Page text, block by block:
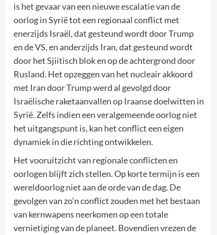
is het gevaar van een nieuwe escalatie van de
oorlog in Syrië tot een regionaal conflict met
enerzijds Israël, dat gesteund wordt door Trump
en de VS, en anderzijds Iran, dat gesteund wordt
door het Sjiitisch blok en op de achtergrond door
Rusland. Het opzeggen van het nucleair akkoord
met Iran door Trump werd al gevolgd door
Israëlische raketaanvallen op Iraanse doelwitten in
Syrië. Zelfs indien een veralgemeende oorlog niet
het uitgangspunt is, kan het conflict een eigen
dynamiek in die richting ontwikkelen.
Het vooruitzicht van regionale conflicten en
oorlogen blijft zich stellen. Op korte termijn is een
wereldoorlog niet aan de orde van de dag. De
gevolgen van zo’n conflict zouden met het bestaan
van kernwapens neerkomen op een totale
vernietiging van de planeet. Bovendien vrezen de